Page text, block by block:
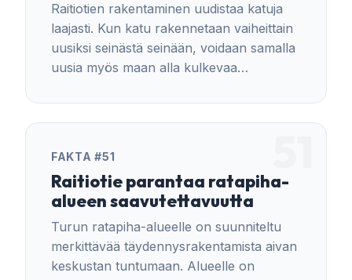
Raitiotien rakentaminen uudistaa katuja
laajasti. Kun katu rakennetaan vaiheittain
uusiksi seinästä seinään, voidaan samalla
uusia myös maan alla kulkevaa
viemäriputkia sekä muuta infraa.
FAKTA #51
Raitiotie parantaa ratapiha-
alueen saavutettavuutta
Turun ratapiha-alueelle on suunniteltu
merkittävää täydennysrakentamista aivan
keskustan tuntumaan. Alueelle on